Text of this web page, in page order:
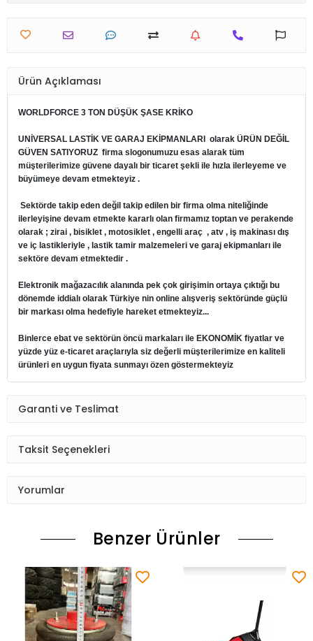
Ürün Açıklaması
WORLDFORCE 3 TON DÜŞÜK ŞASE KRİKO
UNİVERSAL LASTİK VE GARAJ EKİPMANLARI
olarak ÜRÜN DEĞİL
GÜVEN SATIYORUZ firma slogonumuzu esas alarak tüm
müşterilerimize güvene dayalı bir ticaret şekli ile hızla ilerleyeme ve
büyümeye devam etmekteyiz .
Sektörde takip eden değil takip edilen bir firma olma niteliğinde
ilerleyişine devam etmekte kararlı olan firmamız toptan ve perakende
olarak ; zirai , bisiklet , motosiklet , engelli araç , atv , iş makinası dış
ve iç lastikleriyle , lastik tamir malzemeleri ve garaj ekipmanları ile
sektöre devam etmektedir .
Elektronik mağazacılık alanında pek çok girişimin ortaya çıktığı bu
dönemde iddialı olarak Türkiye nin online alışveriş sektöründe güçlü
bir markası olma hedefiyle hareket etmekteyiz...
Binlerce ebat ve sektörün öncü markaları ile EKONOMİK fiyatlar ve
yüzde yüz e-ticaret araçlarıyla siz değerli müşterilerimize en kaliteli
ürünleri en uygun fiyata sunmayı özen göstermekteyiz
Garanti ve Teslimat
Taksit Seçenekleri
Yorumlar
Benzer Ürünler